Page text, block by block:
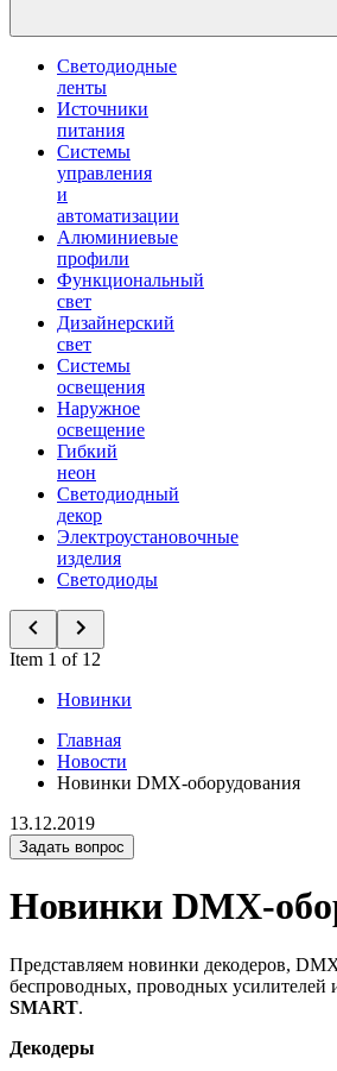
Светодиодные
ленты
Источники
питания
Системы
управления
и
автоматизации
Алюминиевые
профили
Функциональный
свет
Дизайнерский
свет
Системы
освещения
Наружное
освещение
Гибкий
неон
Светодиодный
декор
Электроустановочные
изделия
Светодиоды
Item 1 of 12
Новинки
Главная
Новости
Новинки DMX-оборудования
13.12.2019
Задать вопрос
Новинки DMX-
Представляем новинки декодеров,
беспроводных, проводных усилителей
SMART.
Декодеры